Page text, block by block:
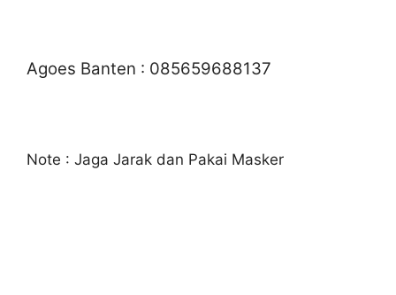
Agoes Banten : 085659688137
Note : Jaga Jarak dan Pakai Masker